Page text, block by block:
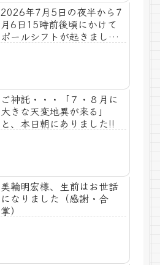
2026年7月5日の夜半から7
月6日15時前後頃にかけて
ポールシフトが起きまし
は日本の原点であり古代太
陽信仰の中心点でもある伊
弉諾宮、他3ヵ所へのご神託
あり！！
ご神託・・・「７・８月に
大きな天変地異が来る」
と、本日朝にありました!!
美輪明宏様、生前はお世話
になりました（感謝・合
掌）